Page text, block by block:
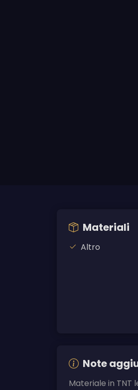
Materiali
Altro
Note
Materiale in TNT